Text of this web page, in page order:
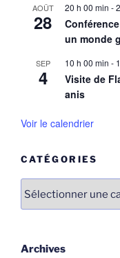
AOÛT
28
20 h 00 min -
un monde
SEP
4
10 h 00 min -
Visite de
anis
Voir le calendrier
CATÉGORIES
Archives